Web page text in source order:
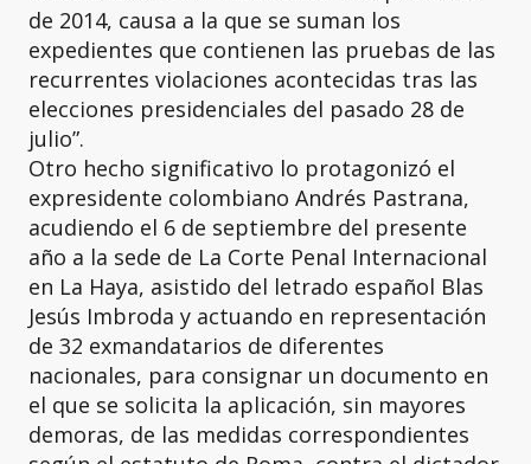
de 2014, causa a la que se suman los
expedientes que contienen las pruebas de las
recurrentes violaciones acontecidas tras las
elecciones presidenciales del pasado 28 de
julio”.
Otro hecho significativo lo protagonizó el
expresidente colombiano Andrés Pastrana,
acudiendo el 6 de septiembre del presente
año a la sede de La Corte Penal Internacional
en La Haya, asistido del letrado español Blas
Jesús Imbroda y actuando en representación
de 32 exmandatarios de diferentes
nacionales, para consignar un documento en
el que se solicita la aplicación, sin mayores
demoras, de las medidas correspondientes